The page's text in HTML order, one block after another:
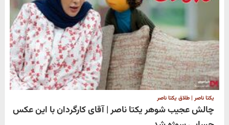
یکتا ناصر | طلاق یکتا ناصر
چالش عجیب شوهر یکتا ناصر | آقای کارگردان با این عکس